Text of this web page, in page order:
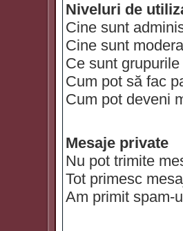
Niveluri de
Cine sunt
Cine sunt
Ce sunt
Cum pot să fac
Cum pot deveni
Mesaje private
Nu pot trimite
Tot primesc
Am primit spam-